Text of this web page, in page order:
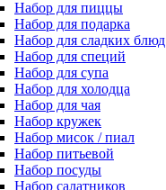
Набор для пиццы
Набор для подарка
Набор для сладких блюд
Набор для специй
Набор для супа
Набор для холодца
Набор для чая
Набор кружек
Набор мисок / пиал
Набор питьевой
Набор посуды
Набор салатников